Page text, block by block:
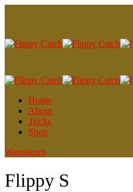
Home
About
Tricks
Shop
Warenkorb
Flippy S